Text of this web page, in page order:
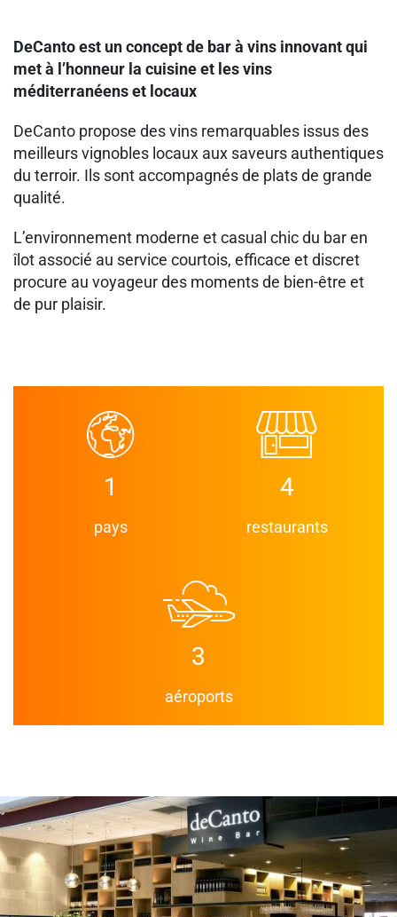
DeCanto est un concept de bar à vins innovant qui
met à l’honneur la cuisine et les vins
méditerranéens et locaux
DeCanto propose des vins remarquables issus des
meilleurs vignobles locaux aux saveurs authentiques
du terroir. Ils sont accompagnés de plats de grande
qualité.
L’environnement moderne et casual chic du bar en
îlot associé au service courtois, efficace et discret
procure au voyageur des moments de bien-être et
de pur plaisir.
1
pays
4
restaurants
3
aéroports